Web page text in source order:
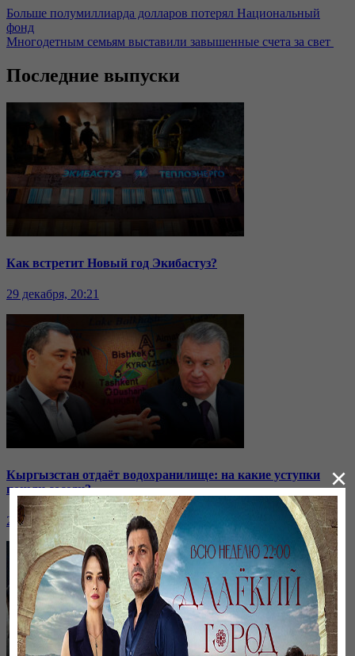
Больше полумиллиарда долларов потерял Национальный
фонд
Многодетным семьям выставили завышенные счета за свет
Последние выпуски
Как встретит Новый год Экибастуз?
29 декабря, 20:21
Кыргызстан отдаёт водохранилище: на какие уступки
пошли соседи?
24 ноября, 20:44
×